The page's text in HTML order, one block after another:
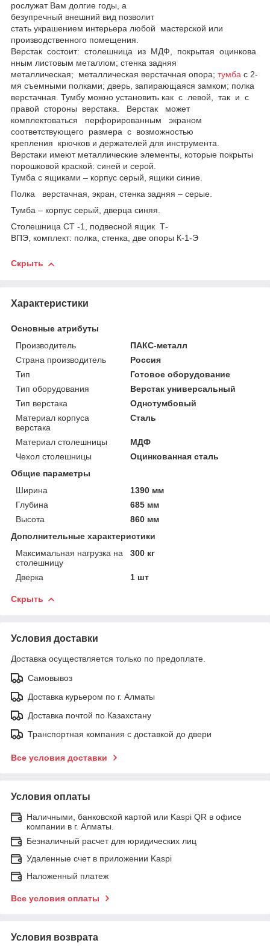
рослужат Вам долгие годы, а
безупречный внешний вид позволит
стать украшением интерьера любой мастерской или
производственного помещения.
Верстак состоит: столешница из МДФ, покрытая оцинкова
нным листовым металлом; стенка задняя
металлическая; металлическая верстачная опора; тумба с 2-
мя съемными полками; дверь, запирающаяся замком; полка
верстачная. Тумбу можно установить как с левой, так и с
правой стороны верстака. Верстак может
комплектоваться перфорированным экраном
соответствующего размера с возможностью
крепления крючков и держателей для инструмента.
Верстаки имеют металлические элементы, которые покрыты
порошковой краской: синей и серой.
Тумба с ящиками – корпус серый, ящики синие.
Полка верстачная, экран, стенка задняя – серые.
Тумба – корпус серый, дверца синяя.
Столешница СТ -1, подвесной ящик Т-
ВПЭ, комплект: полка, стенка, две опоры К-1-Э
Скрыть
Характеристики
Основные атрибуты
Производитель
ПАКС-металл
Страна производитель
Россия
Тип
Готовое оборудование
Тип оборудования
Верстак универсальный
Тип верстака
Однотумбовый
Материал корпуса
верстака
Сталь
Материал столешницы
МДФ
Чехол столешницы
Оцинкованная сталь
Общие параметры
Ширина
1390 мм
Глубина
685 мм
Высота
860 мм
Дополнительные характеристики
Максимальная нагрузка на
столешницу
300 кг
Дверка 1 шт
Скрыть
Условия доставки
Доставка осуществляется только по предоплате.
Самовывоз
Доставка курьером по г. Алматы
Доставка почтой по Казахстану
Транспортная компания с доставкой до двери
Все условия доставки
Условия оплаты
Наличными, банковской картой или Kaspi QR в офисе
компании в г. Алматы.
Безналичный расчет для юридических лиц
Удаленные счет в приложении Kaspi
Наложенный платеж
Все условия оплаты
Условия возврата